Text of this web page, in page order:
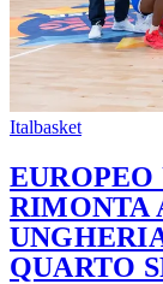
Italbasket
RIMONTA
QUARTO